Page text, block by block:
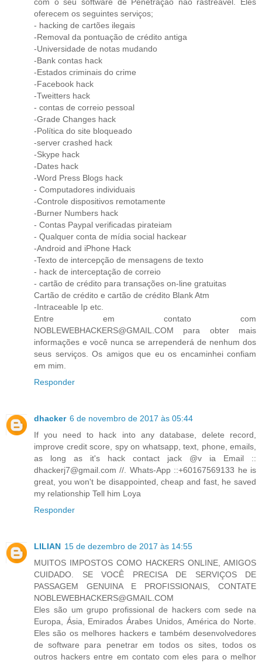
com o seu software de Penetração não rastreável. Eles
oferecem os seguintes serviços;
- hacking de cartões ilegais
-Removal da pontuação de crédito antiga
-Universidade de notas mudando
-Bank contas hack
-Estados criminais do crime
-Facebook hack
-Tweitters hack
- contas de correio pessoal
-Grade Changes hack
-Política do site bloqueado
-server crashed hack
-Skype hack
-Dates hack
-Word Press Blogs hack
- Computadores individuais
-Controle dispositivos remotamente
-Burner Numbers hack
- Contas Paypal verificadas pirateiam
- Qualquer conta de mídia social hackear
-Android and iPhone Hack
-Texto de intercepção de mensagens de texto
- hack de interceptação de correio
- cartão de crédito para transações on-line gratuitas
Cartão de crédito e cartão de crédito Blank Atm
-Intraceable Ip etc.
Entre em contato com
NOBLEWEBHACKERS@GMAIL.COM para obter mais
informações e você nunca se arrependerá de nenhum dos
seus serviços. Os amigos que eu os encaminhei confiam
em mim.
Responder
dhacker 6 de novembro de 2017 às 05:44
If you need to hack into any database, delete record,
improve credit score, spy on whatsapp, text, phone, emails,
as long as it's hack contact jack @v ia Email ::
dhackerj7@gmail.com //. Whats-App ::+60167569133 he is
great, you won't be disappointed, cheap and fast, he saved
my relationship Tell him Loya
Responder
LILIAN 15 de dezembro de 2017 às 14:55
MUITOS IMPOSTOS COMO HACKERS ONLINE, AMIGOS
CUIDADO. SE VOCÊ PRECISA DE SERVIÇOS DE
PASSAGEM GENUINA E PROFISSIONAIS, CONTATE
NOBLEWEBHACKERS@GMAIL.COM
Eles são um grupo profissional de hackers com sede na
Europa, Ásia, Emirados Árabes Unidos, América do Norte.
Eles são os melhores hackers e também desenvolvedores
de software para penetrar em todos os sites, todos os
outros hackers entre em contato com eles para o melhor